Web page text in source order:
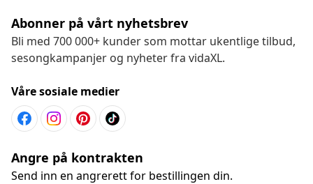
Abonner på vårt nyhetsbrev
Bli med 700 000+ kunder som mottar ukentlige tilbud,
sesongkampanjer og nyheter fra vidaXL.
Våre sosiale medier
Angre på kontrakten
Send inn en angrerett for bestillingen din.